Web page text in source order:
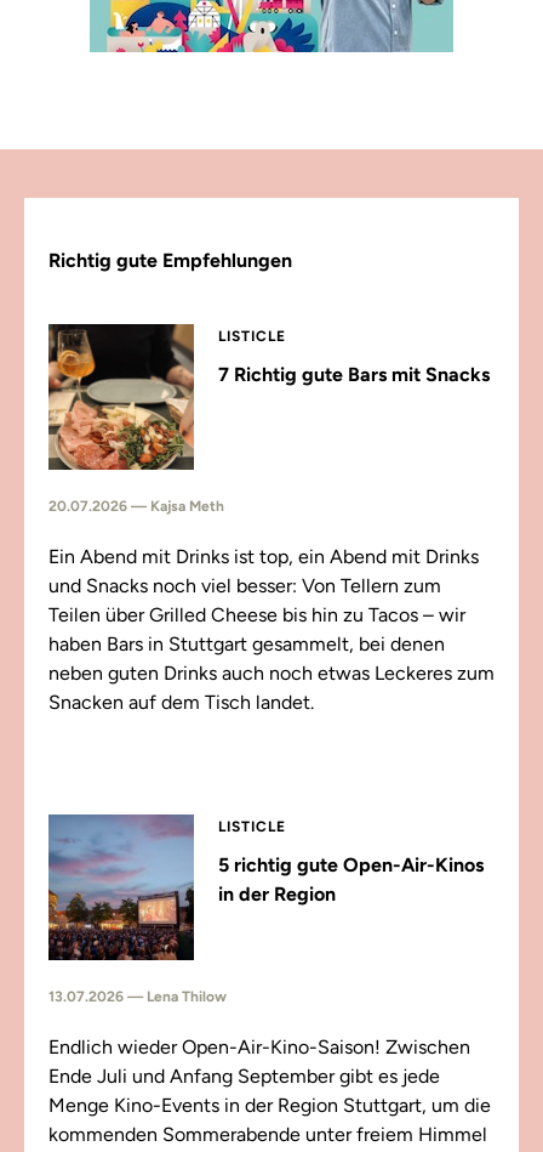
Richtig gute Empfehlungen
LISTICLE
7 Richtig gute Bars mit Snacks
20.07.2026 — Kajsa Meth
Ein Abend mit Drinks ist top, ein Abend mit Drinks
und Snacks noch viel besser: Von Tellern zum
Teilen über Grilled Cheese bis hin zu Tacos – wir
haben Bars in Stuttgart gesammelt, bei denen
neben guten Drinks auch noch etwas Leckeres zum
Snacken auf dem Tisch landet.
LISTICLE
5 richtig gute Open-Air-Kinos
in der Region
13.07.2026 — Lena Thilow
Endlich wieder Open-Air-Kino-Saison! Zwischen
Ende Juli und Anfang September gibt es jede
Menge Kino-Events in der Region Stuttgart, um die
kommenden Sommerabende unter freiem Himmel